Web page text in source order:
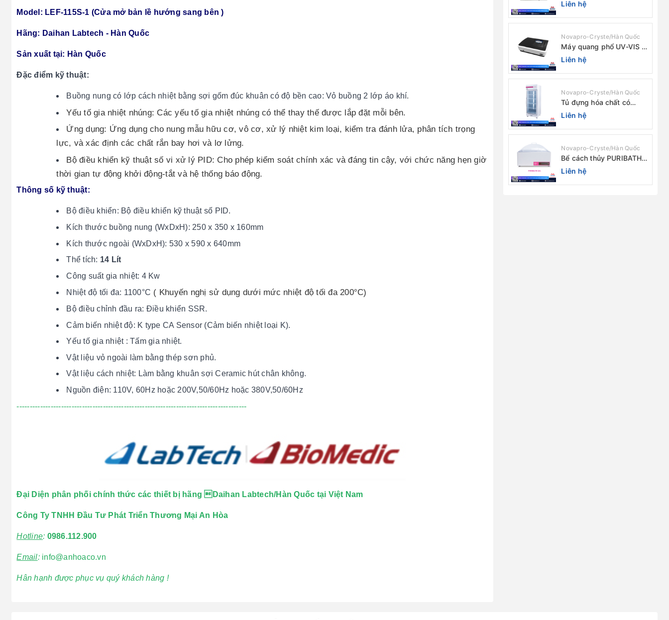
Model: LEF-115S-1 (Cửa mở bản lề hướng sang bên )
Hãng: Daihan Labtech - Hàn Quốc
Sản xuất tại: Hàn Quốc
Đặc điểm kỹ thuật:
Buồng nung có lớp cách nhiệt bằng sợi gốm đúc khuân có độ bền cao: Vỏ buồng 2 lớp áo khí.
Yếu tố gia nhiệt nhúng: Các yếu tố gia nhiệt nhúng có thể thay thế được lắp đặt mỗi bên.
Ứng dụng: Ứng dụng cho nung mẫu hữu cơ, vô cơ, xử lý nhiệt kim loại, kiểm tra đánh lửa, phân tích trọng
lực, và xác định các chất rắn bay hơi và lơ lửng.
Bộ điều khiển kỹ thuật số vi xử lý PID: Cho phép kiểm soát chính xác và đáng tin cậy, với chức năng hẹn giờ
thời gian tự động khởi động-tắt và hệ thống báo động.
Thông số kỹ thuật:
Bộ điều khiển: Bộ điều khiển kỹ thuật số PID.
Kích thước buồng nung (WxDxH): 250 x 350 x 160mm
Kích thước ngoài (WxDxH): 530 x 590 x 640mm
Thể tích: 14 Lít
Công suất gia nhiệt: 4 Kw
Nhiệt độ tối đa: 1100°C ( Khuyến nghị sử dụng dưới mức nhiệt độ tối đa 200°C)
Bộ điều chỉnh đầu ra: Điều khiển SSR.
Cảm biến nhiệt độ: K type CA Sensor (Cảm biến nhiệt loại K).
Yếu tố gia nhiệt : Tấm gia nhiệt.
Vật liệu vỏ ngoài làm bằng thép sơn phủ.
Vật liệu cách nhiệt: Làm bằng khuân sợi Ceramic hút chân không.
Nguồn điện: 110V, 60Hz hoặc 200V,50/60Hz hoặc 380V,50/60Hz
----------------------------------------------------------------------------------------
Đại Diện phân phối chính thức các thiết bị hãng Daihan Labtech/Hàn Quốc tại Việt Nam
Công Ty TNHH Đầu Tư Phát Triển Thương Mại An Hòa
Hotline: 0986.112.900
Email:info@anhoaco.vn
Hân hạnh được phục vụ quý khách hàng !
4nm) E-1000UV / Peak
Liên hệ
Novapro-Cryste/Hàn Quốc
Máy quang phổ UV-VIS 2
chùm tia Model: C-7200 /
Peak
Liên hệ
Novapro-Cryste/Hàn Quốc
Tủ đựng hóa chất có
màng lọc PURICIRCUL
600 AIRTIGHT Novapro-
Cryste/Hàn Quốc
Liên hệ
Novapro-Cryste/Hàn Quốc
Bể cách thủy PURIBATH
22 Novapro-Cryste/Hàn
Quốc
Liên hệ